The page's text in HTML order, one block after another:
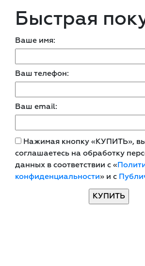
Быстрая
Ваше имя:
Ваш телефон:
Ваш email:
Нажимая кнопку «КУПИТЬ»,
соглашаетесь на обработку
данных в соответствии с «
конфиденциальности» и с